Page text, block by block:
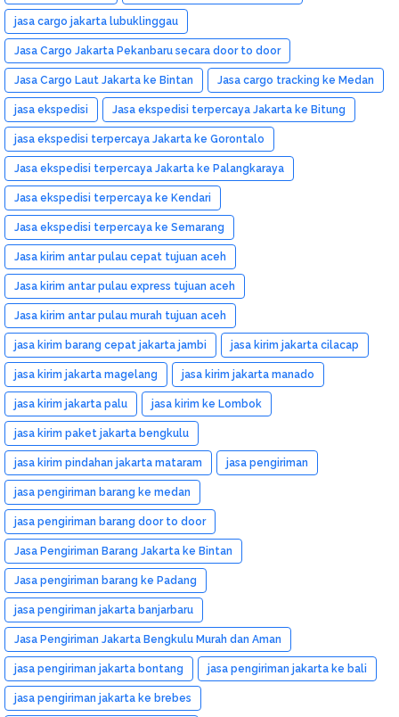
jasa cargo jakarta lubuklinggau
Jasa Cargo Jakarta Pekanbaru secara door to door
Jasa Cargo Laut Jakarta ke Bintan Jasa cargo tracking ke Medan
jasa ekspedisi Jasa ekspedisi terpercaya Jakarta ke Bitung
jasa ekspedisi terpercaya Jakarta ke Gorontalo
Jasa ekspedisi terpercaya Jakarta ke Palangkaraya
Jasa ekspedisi terpercaya ke Kendari
Jasa ekspedisi terpercaya ke Semarang
Jasa kirim antar pulau cepat tujuan aceh
Jasa kirim antar pulau express tujuan aceh
Jasa kirim antar pulau murah tujuan aceh
jasa kirim barang cepat jakarta jambi jasa kirim jakarta cilacap
jasa kirim jakarta magelang jasa kirim jakarta manado
jasa kirim jakarta palu jasa kirim ke Lombok
jasa kirim paket jakarta bengkulu
jasa kirim pindahan jakarta mataram jasa pengiriman
jasa pengiriman barang ke medan
jasa pengiriman barang door to door
Jasa Pengiriman Barang Jakarta ke Bintan
Jasa pengiriman barang ke Padang
jasa pengiriman jakarta banjarbaru
Jasa Pengiriman Jakarta Bengkulu Murah dan Aman
jasa pengiriman jakarta bontang jasa pengiriman jakarta ke bali
jasa pengiriman jakarta ke brebes